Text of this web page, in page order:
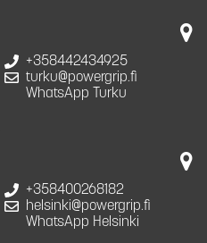
+358442434925
turku@powergrip.fi
WhatsApp Turku
+358400268182
helsinki@powergrip.fi
WhatsApp Helsinki